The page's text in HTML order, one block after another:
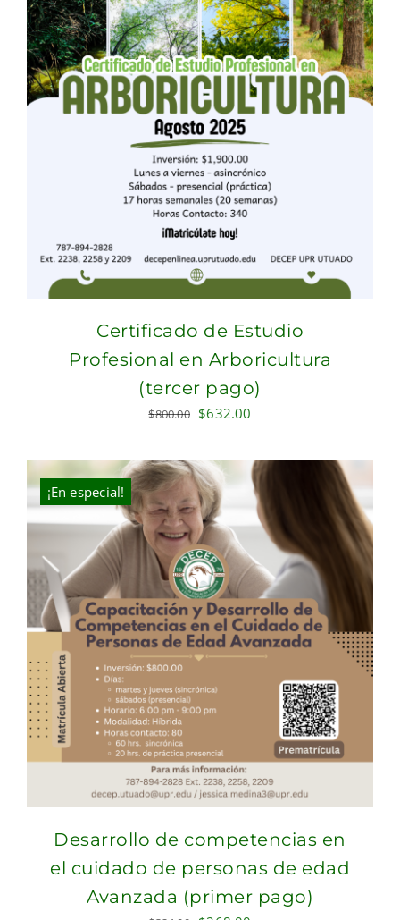
Certificado de Estudio
Profesional en Arboricultura
(tercer pago)
$800.00 Original
was:
$800.00.
$632.00
is:
$632.00.
¡En especial!
Desarrollo de competencias en
el cuidado de personas de edad
Avanzada (primer pago)